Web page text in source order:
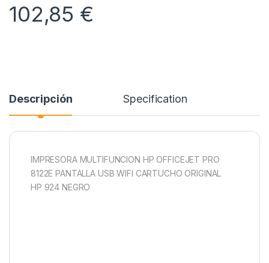
102,85 €
Descripción Specification
IMPRESORA MULTIFUNCION HP OFFICEJET PRO
8122E PANTALLA USB WIFI CARTUCHO ORIGINAL
HP 924 NEGRO